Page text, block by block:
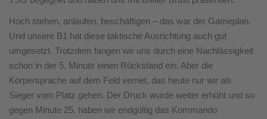
Hoch stehen, anlaufen, beschäftigen – das war der Gameplan.
Und unsere B1 hat diese taktische Ausrichtung auch gut
umgesetzt. Trotzdem fangen wir uns durch eine Nachlässigkeit
schon in der 5. Minute einen Rückstand ein. Aber die
Körpersprache auf dem Feld verriet, das heute nur wir als
Sieger vom Platz gehen. Der Druck wurde weiter erhöht und so
gegen Minute 25. haben wir endgültig das Kommando